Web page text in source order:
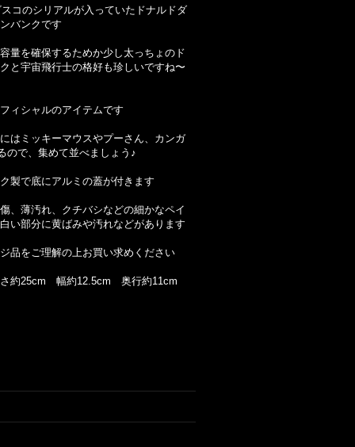
コのシリアルが入っていたドナルドダ
バンクです
量を確保するためか少し太っちょのド
と宇宙飛行士の格好も珍しいですね〜
ィシャルのアイテムです
はミッキーマウスやプーさん、カンガ
ので、集めて並べましょう♪
製で底にアルミの蓋が付きます
、薄汚れ、クチバシなどの細かなペイ
い部分に黄ばみや汚れなどがあります
品をご理解の上お買い求めください
さ約25cm 幅約12.5cm 奥行約11cm